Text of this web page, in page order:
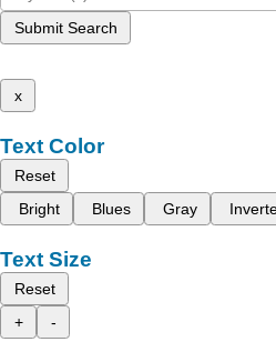
Submit Search
x
Text Color
Reset
Bright
Blues Gray
Text Size
Reset
+
-